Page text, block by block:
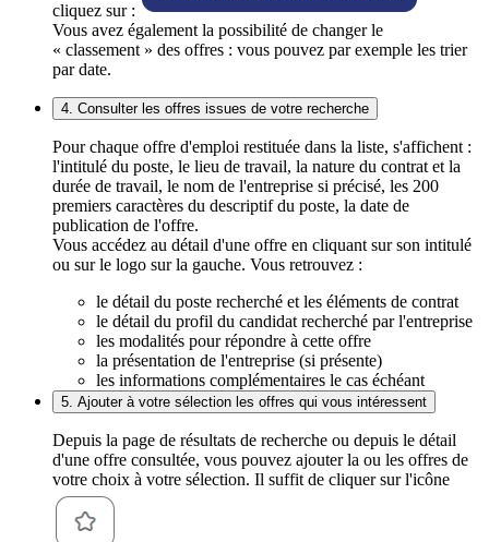
cliquez sur :
Vous avez également la possibilité de changer le
« classement » des offres : vous pouvez par exemple les trier
par date.
4. Consulter les offres issues de votre recherche
Pour chaque offre d'emploi restituée dans la liste, s'affichent :
l'intitulé du poste, le lieu de travail, la nature du contrat et la
durée de travail, le nom de l'entreprise si précisé, les 200
premiers caractères du descriptif du poste, la date de
publication de l'offre.
Vous accédez au détail d'une offre en cliquant sur son intitulé
ou sur le logo sur la gauche. Vous retrouvez :
le détail du poste recherché et les éléments de contrat
le détail du profil du candidat recherché par l'entreprise
les modalités pour répondre à cette offre
la présentation de l'entreprise (si présente)
les informations complémentaires le cas échéant
5. Ajouter à votre sélection les offres qui vous intéressent
Depuis la page de résultats de recherche ou depuis le détail
d'une offre consultée, vous pouvez ajouter la ou les offres de
votre choix à votre sélection. Il suffit de cliquer sur l'icône